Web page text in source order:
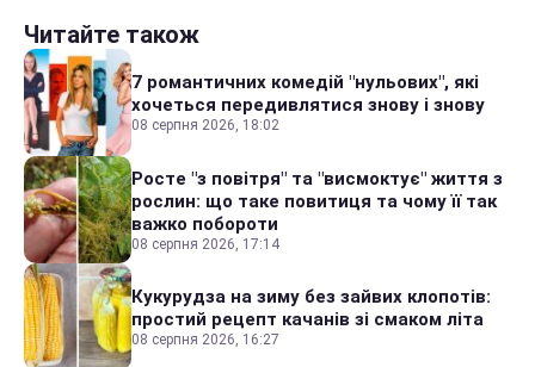
Читайте також
7 романтичних комедій "нульових", які
хочеться передивлятися знову і знову
08 серпня 2026, 18:02
Росте "з повітря" та "висмоктує" життя з
рослин: що таке повитиця та чому її так
важко побороти
08 серпня 2026, 17:14
Кукурудза на зиму без зайвих клопотів:
простий рецепт качанів зі смаком літа
08 серпня 2026, 16:27